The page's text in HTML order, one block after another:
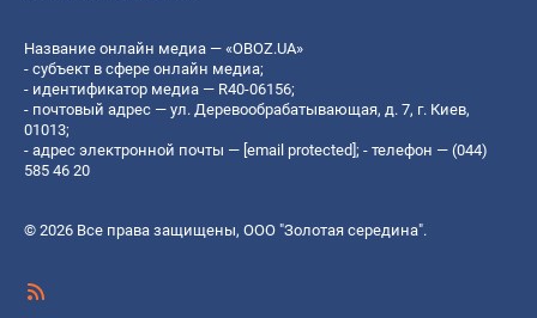
Название онлайн медиа — «OBOZ.UA»
- субъект в сфере онлайн медиа;
- идентификатор медиа — R40-06156;
- почтовый адрес — ул. Деревообрабатывающая, д. 7, г. Киев,
01013;
- адрес электронной почты — [email protected] ; - телефон — (044)
585 46 20
© 2026 Все права защищены, ООО "Золотая середина".